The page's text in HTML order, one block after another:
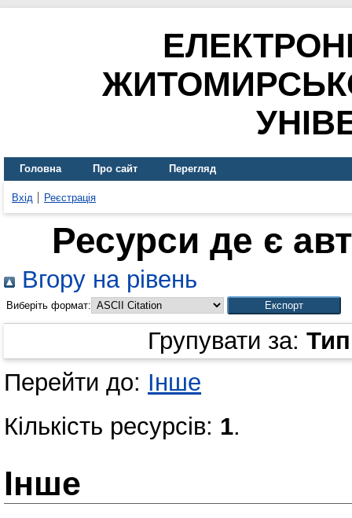
Головна Про сайт Перегляд
Вхід Реєстрація
Ресурси де є
Вгору на рівень
Виберіть формат:
Групувати за:
Перейти до: Інше
Кількість ресурсів: 1.
Інше